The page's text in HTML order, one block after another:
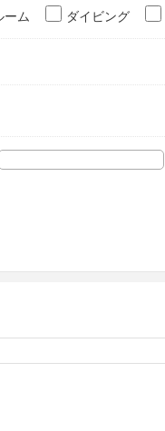
ーム ダイビング